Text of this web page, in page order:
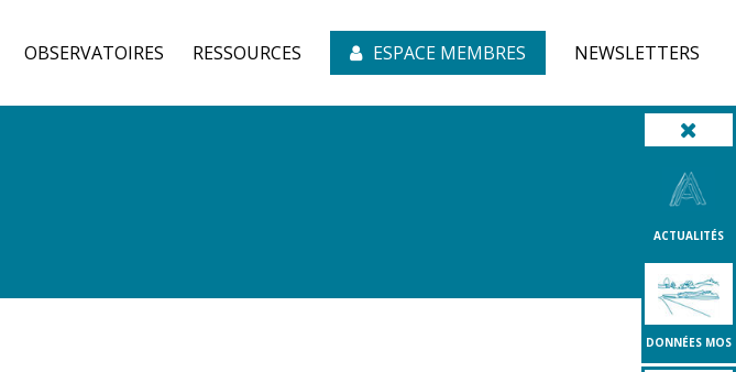
OBSERVATOIRES RESSOURCES ESPACE MEMBRES NEWSLETTERS
ACTUALITÉS
DONNÉES MOS